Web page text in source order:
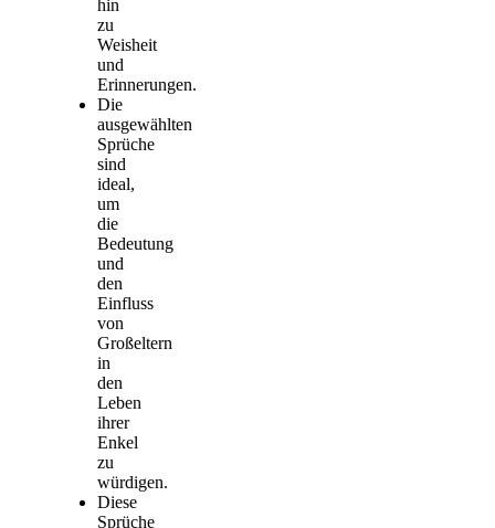
hin
zu
Weisheit
und
Erinnerungen.
Die
ausgewählten
Sprüche
sind
ideal,
um
die
Bedeutung
und
den
Einfluss
von
Großeltern
in
den
Leben
ihrer
Enkel
zu
würdigen.
Diese
Sprüche